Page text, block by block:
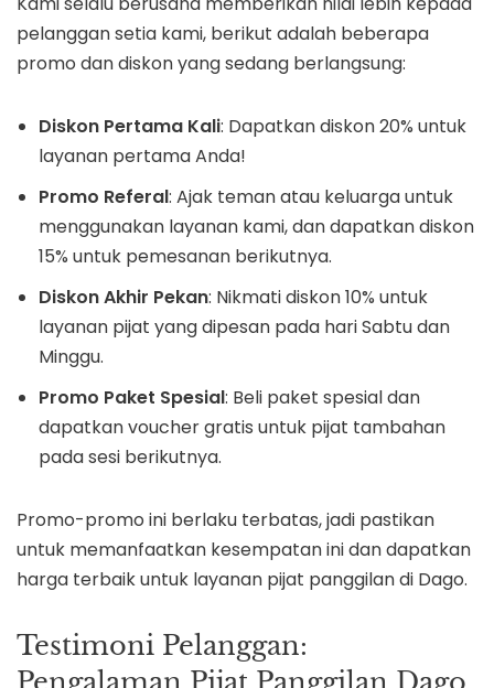
pelanggan setia kami, berikut adalah beberapa
promo dan diskon yang sedang berlangsung:
Diskon Pertama Kali: Dapatkan diskon 20% untuk
layanan pertama Anda!
Promo Referal: Ajak teman atau keluarga untuk
menggunakan layanan kami, dan dapatkan diskon
15% untuk pemesanan berikutnya.
Diskon Akhir Pekan: Nikmati diskon 10% untuk
layanan pijat yang dipesan pada hari Sabtu dan
Minggu.
Promo Paket Spesial: Beli paket spesial dan
dapatkan voucher gratis untuk pijat tambahan
pada sesi berikutnya.
Promo-promo ini berlaku terbatas, jadi pastikan
untuk memanfaatkan kesempatan ini dan dapatkan
harga terbaik untuk layanan pijat panggilan di Dago.
Testimoni Pelanggan: